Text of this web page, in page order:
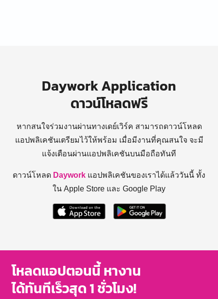
Daywork Application
ดาวน์โหลดฟรี
หากสนใจร่วมงานผ่านทางเดย์เวิร์ค สามารถดาวน์โหลด
แอปพลิเคชันเตรียมไว้ให้พร้อม เมื่อมีงานที่คุณสนใจ จะมี
แจ้งเตือนผ่านแอปพลิเคชันบนมือถือทันที
ดาวน์โหลด Daywork แอปพลิเคชันของเราได้แล้ววันนี้ ทั้ง
ใน Apple Store และ Google Play
โหลดแอปตอนนี้ หางาน
ได้ทันทีเร็วสุด 1 ชั่วโมง!